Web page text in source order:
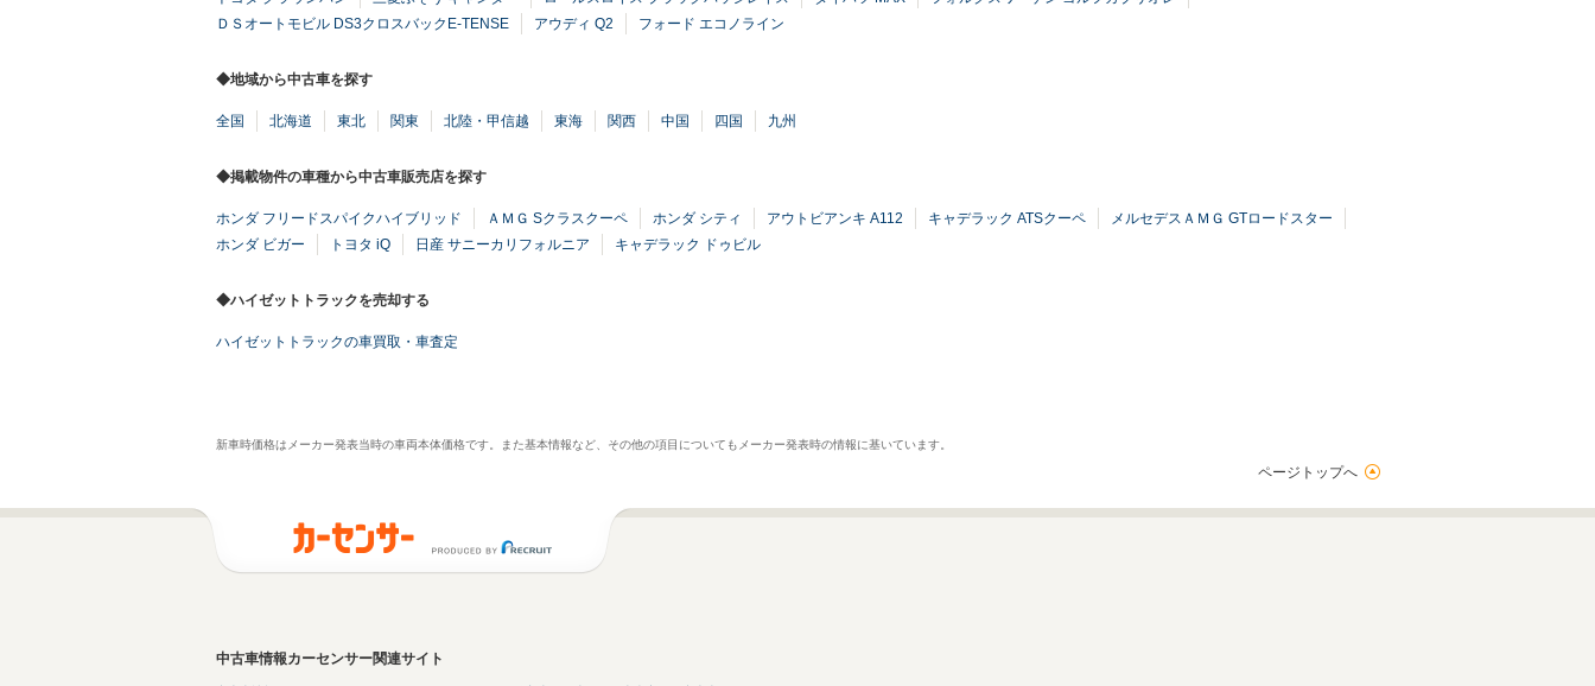
ＤＳオートモビル DS3クロスバックE-TENSE
アウディ Q2 フォード エコノライン
◆地域から中古車を探す
全国 北海道 東北 関東 北陸・甲信越 東海 関西 中国 四国 九州
◆掲載物件の車種から中古車販売店を探す
ホンダ フリードスパイクハイブリッド ＡＭＧ Sクラスクーペ ホンダ シティ アウトビアンキ A112 キャデラック ATSクーペ
メルセデスＡＭＧ GTロードスター
ホンダ ビガー
トヨタ iQ 日産 サニーカリフォルニア キャデラック ドゥビル
◆ハイゼットトラックを売却する
ハイゼットトラックの車買取・車査定
新車時価格はメーカー発表当時の車両本体価格です。また基本情報など、その他の項目についてもメーカー発表時の情報に基いています。
ページトップへ
中古車情報カーセンサー関連サイト